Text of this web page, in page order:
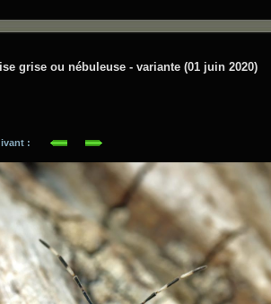
grise ou nébuleuse - variante (01 juin 2020)
: